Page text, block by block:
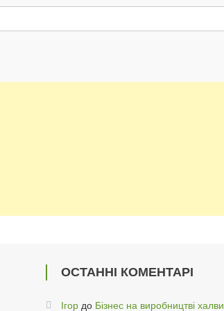
ОСТАННІ КОМЕНТАРІ
Ігордо Бізнес на виробництві халви